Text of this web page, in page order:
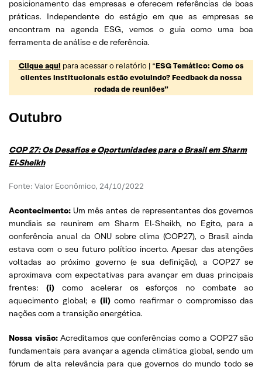
posicionamento das empresas e oferecem referências de boas
práticas. Independente do estágio em que as empresas se
encontram na agenda ESG, vemos o guia como uma boa
ferramenta de análise e de referência.
Clique aqui para acessar o relatório | “ESG Temático: Como os
clientes institucionais estão evoluindo? Feedback da nossa
rodada de reuniões”
Outubro
COP 27: Os Desafios e Oportunidades para o Brasil em Sharm
El-Sheikh
Fonte: Valor Econômico, 24/10/2022
Acontecimento: Um mês antes de representantes dos governos
mundiais se reunirem em Sharm El-Sheikh, no Egito, para a
conferência anual da ONU sobre clima (COP27), o Brasil ainda
estava com o seu futuro político incerto. Apesar das atenções
voltadas ao próximo governo (e sua definição), a COP27 se
aproximava com expectativas para avançar em duas principais
frentes: (i)como acelerar os esforços no combate ao
aquecimento global; e (ii) como reafirmar o compromisso das
nações com a transição energética.
Nossa visão: Acreditamos que conferências como a COP27 são
fundamentais para avançar a agenda climática global, sendo um
fórum de alta relevância para que governos do mundo todo se